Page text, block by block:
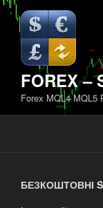
Перейти
вмісту
FOREX –
Forex MQL4 MQL5
БЕЗКОШТОВНІ